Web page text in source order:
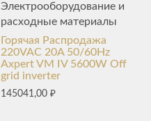
Электрооборудование и
расходные материалы
Горячая Распродажа
220VAC 20A 50/60Hz
Axpert VM IV 5600W Off
grid inverter
145041,00₽